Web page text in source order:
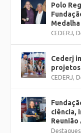
Polo
CEDERJ,
Cederj
projetos
CEDERJ,
ciência,
Reunião
Destaques